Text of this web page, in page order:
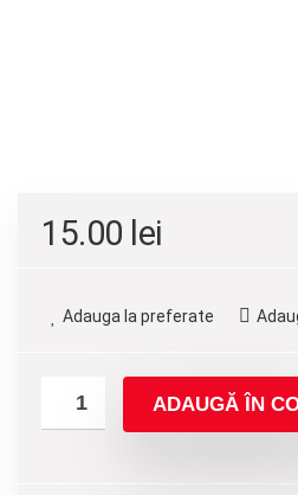
15.00 lei
Adauga la preferate
ADAUGĂ ÎN